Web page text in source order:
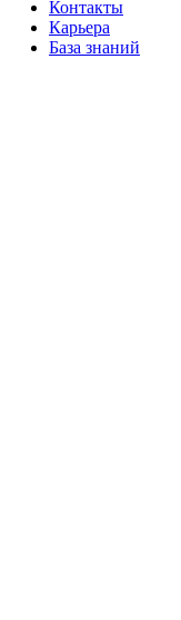
Контакты
Карьера
База знаний